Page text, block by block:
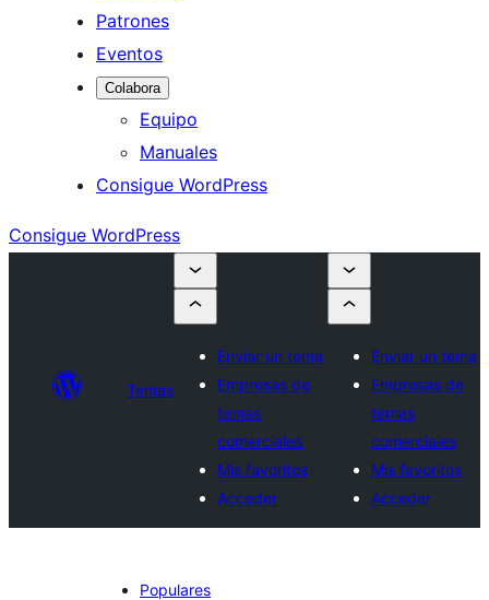
Patrones
Eventos
Colabora
Equipo
Manuales
Consigue WordPress
Consigue WordPress
Temas
Enviar un tema
Empresas de
temas
comerciales
Mis favoritos
Acceder
Enviar un tema
Empresas de
temas
comerciales
Mis favoritos
Acceder
Populares